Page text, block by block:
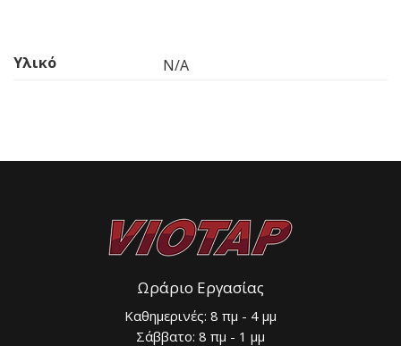
Υλικό N/A
Ωράριο Εργασίας
Καθημερινές: 8 πμ - 4 μμ
Σάββατο: 8 πμ - 1 μμ